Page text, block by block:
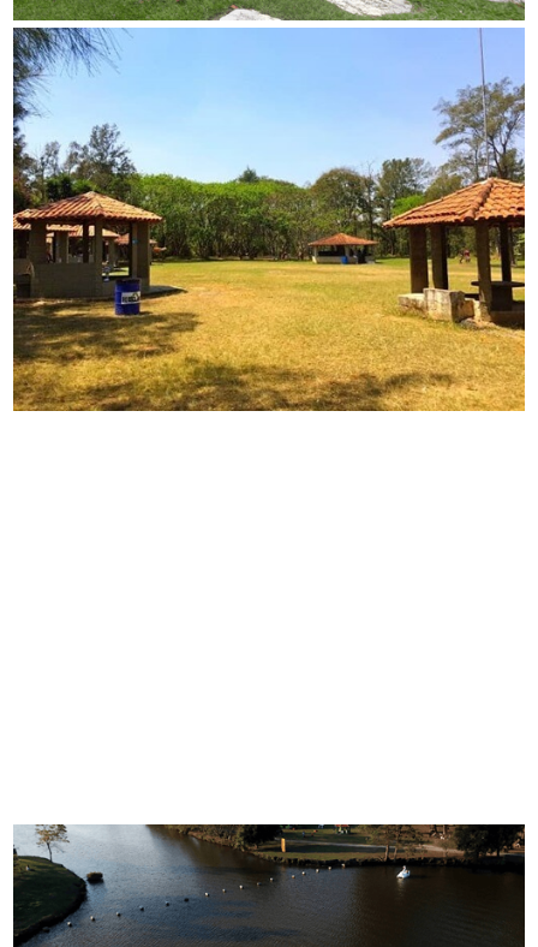
Onde Fica o Parque Ecológico do
Tietê
OParque Ecológico do Tietêestá localizado na zona
leste de São Paulo, próximo à divisa com o município
deGuarulhos.Ele ocupa uma vasta área na várzea do
Rio Tietê, um dos ecossistemas mais importantes da
cidade. O parque é de fácil acesso, cercado por
Carro
Acesso pela Rodovia Ayrton Senna (km 17, sentido SP–
RJ) ou via Av. Dr. Assis Ribeiro, altura do nº 3.000.